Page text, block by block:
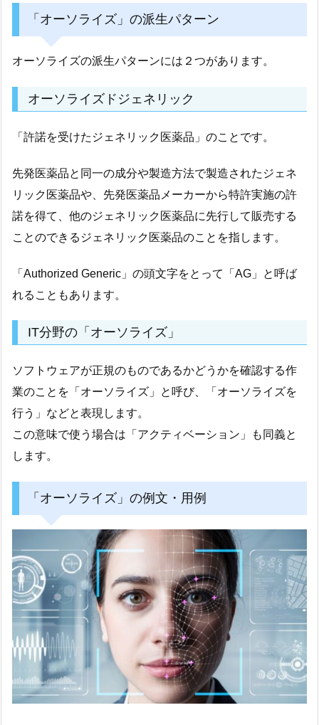
「オーソライズ」の派生パターン
オーソライズの派生パターンには２つがあります。
オーソライズドジェネリック
「許諾を受けたジェネリック医薬品」のことです。
先発医薬品と同一の成分や製造方法で製造されたジェネ
リック医薬品や、先発医薬品メーカーから特許実施の許
諾を得て、他のジェネリック医薬品に先行して販売する
ことのできるジェネリック医薬品のことを指します。
「Authorized Generic」の頭文字をとって「AG」と呼ば
れることもあります。
IT分野の「オーソライズ」
ソフトウェアが正規のものであるかどうかを確認する作
業のことを「オーソライズ」と呼び、「オーソライズを
行う」などと表現します。
この意味で使う場合は「アクティベーション」も同義と
します。
「オーソライズ」の例文・用例